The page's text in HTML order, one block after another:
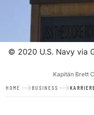
© 2020 U.S. Navy via
Kapitän Brett
HOME BUSINESS